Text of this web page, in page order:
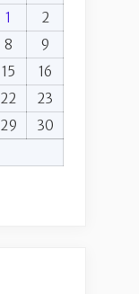
1
2
8
9
15
16
22
23
29
30